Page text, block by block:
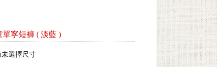
單寧短褲 ( 淡藍 )
未選擇尺寸